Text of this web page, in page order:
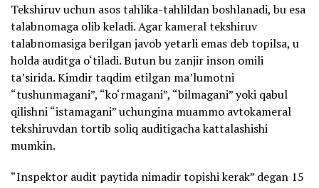
Tekshiruv uchun asos tahlika-tahlildan boshlanadi, bu esa
talabnomaga olib keladi. Agar kameral tekshiruv
talabnomasiga berilgan javob yetarli emas deb topilsa, u
holda auditga o‘tiladi. Butun bu zanjir inson omili
ta’sirida. Kimdir taqdim etilgan ma’lumotni
“tushunmagani”, “ko‘rmagani”, “bilmagani” yoki qabul
qilishni “istamagani” uchungina muammo avtokameral
tekshiruvdan tortib soliq auditigacha kattalashishi
mumkin.
“Inspektor audit paytida nimadir topishi kerak” degan 15